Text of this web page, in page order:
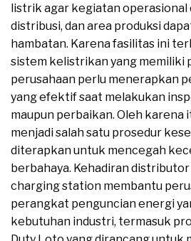
listrik agar kegiatan operasional
distribusi, dan area produksi
hambatan. Karena fasilitas ini
sistem kelistrikan yang memiliki
perusahaan perlu menerapkan
yang efektif saat melakukan
maupun perbaikan. Oleh karena
menjadi salah satu prosedur
diterapkan untuk mencegah
berbahaya. Kehadiran
charging station membantu
perangkat penguncian energi
kebutuhan industri, termasuk